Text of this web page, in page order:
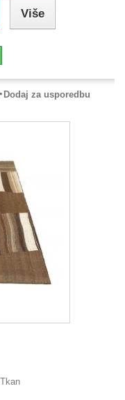
Više
Dodaj za usporedbu